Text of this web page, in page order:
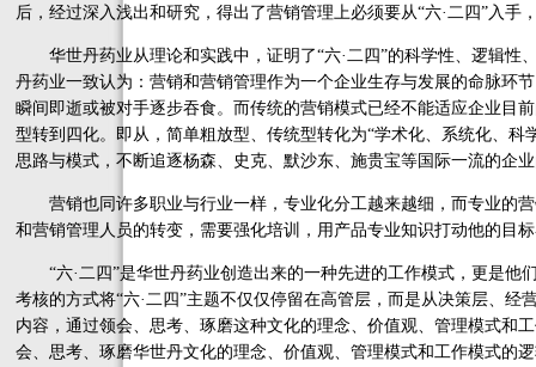
后，经过深入浅出和研究，得出了营销管理上必须要从“六·二四”入
华世丹药业从理论和实践中，证明了“六·二四”的科学性、逻辑性
丹药业一致认为：营销和营销管理作为一个企业生存与发展的命脉环
瞬间即逝或被对手逐步吞食。而传统的营销模式已经不能适应企业目
型转到四化。即从，简单粗放型、传统型转化为“学术化、系统化、
思路与模式，不断追逐杨森、史克、默沙东、施贵宝等国际一流的企
营销也同许多职业与行业一样，专业化分工越来越细，而专业的营
和营销管理人员的转变，需要强化培训，用产品专业知识打动他的目
“六·二四”是华世丹药业创造出来的一种先进的工作模式，更是他
考核的方式将“六·二四”主题不仅仅停留在高管层，而是从决策层、经
内容，通过领会、思考、琢磨这种文化的理念、价值观、管理模式和
会、思考、琢磨华世丹文化的理念、价值观、管理模式和工作模式的